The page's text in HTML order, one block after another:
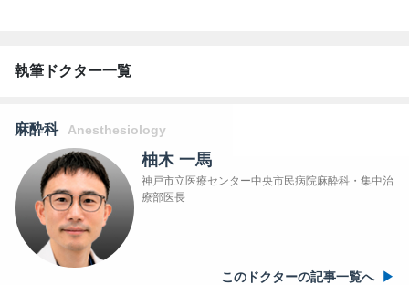
執筆ドクター一覧
麻酔科 Anesthesiology
柚木 一馬
神戸市立医療センター中央市民病院麻酔科・集中治
療部医長
このドクターの記事一覧へ